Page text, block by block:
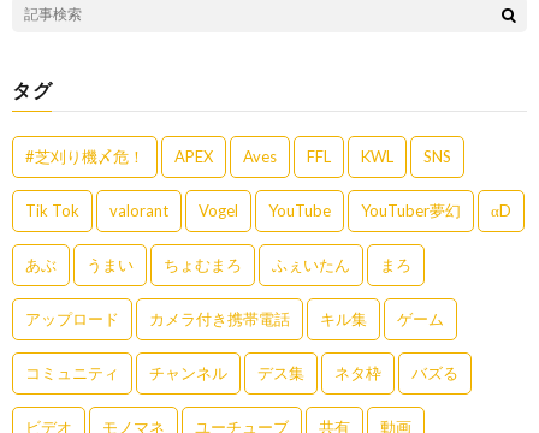
タグ
#芝刈り機〆危！ APEX Aves FFL KWL SNS
Tik Tok valorant Vogel YouTube YouTuber夢幻 αD
あぶ うまい ちょむまろ ふぇいたん まろ
アップロード カメラ付き携帯電話 キル集 ゲーム
コミュニティ チャンネル デス集 ネタ枠 バズる
ビデオ モノマネ ユーチューブ 共有 動画